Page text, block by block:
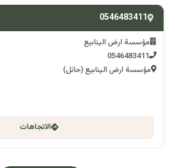
0546483411
مؤسسة ارض الينابيع
0546483411
مؤسسة ارض الينابيع (حائل)
الاتجاهات